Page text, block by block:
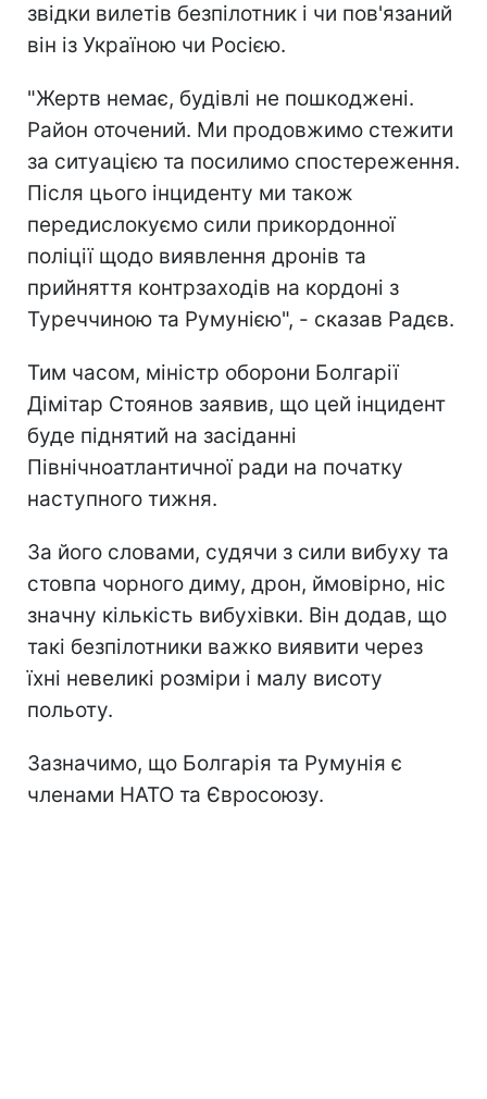
звідки вилетів безпілотник і чи пов'язаний
він із Україною чи Росією.
"Жертв немає, будівлі не пошкоджені.
Район оточений. Ми продовжимо стежити
за ситуацією та посилимо спостереження.
Після цього інциденту ми також
передислокуємо сили прикордонної
поліції щодо виявлення дронів та
прийняття контрзаходів на кордоні з
Туреччиною та Румунією", - сказав Радєв.
Тим часом, міністр оборони Болгарії
Дімітар Стоянов заявив, що цей інцидент
буде піднятий на засіданні
Північноатлантичної ради на початку
наступного тижня.
За його словами, судячи з сили вибуху та
стовпа чорного диму, дрон, ймовірно, ніс
значну кількість вибухівки. Він додав, що
такі безпілотники важко виявити через
їхні невеликі розміри і малу висоту
польоту.
Зазначимо, що Болгарія та Румунія є
членами НАТО та Євросоюзу.